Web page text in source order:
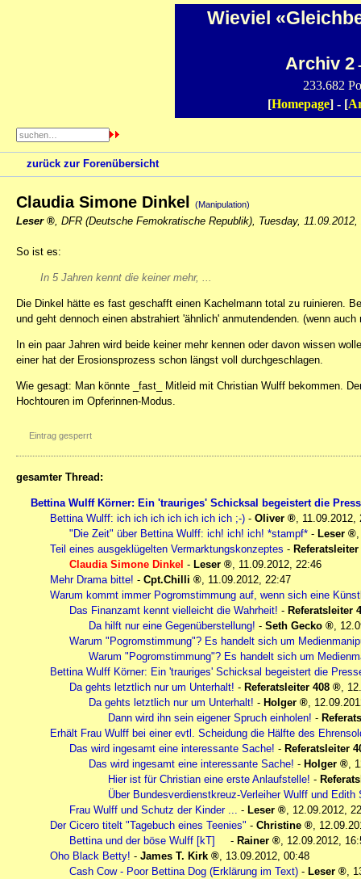
Wieviel
Archiv 2
233.682
[Homepage] - [
zurück zur Forenübersicht
Claudia Simone Dinkel (Manipulation)
Leser DFR (Deutsche Femokratische Republik) Tuesday,
So ist es:
In 5 Jahren kennt die keiner mehr, ...
Die Dinkel hätte es fast geschafft einen Kachelmann total zu ruinieren.
und geht dennoch einen abstrahiert 'ähnlich' anmutendenden. (wenn
In ein paar Jahren wird beide keiner mehr kennen oder davon wissen
einer hat der Erosionsprozess schon längst voll durchgeschlagen.
Wie gesagt: Man könnte _fast_ Mitleid mit Christian Wulff bekommen.
Hochtouren im Opferinnen-Modus.
Eintrag gesperrt
gesamter Thread:
Bettina Wulff Körner: Ein 'trauriges' Schicksal begeistert die
Bettina Wulff: ich ich ich ich ich ich ich ;-) - Oliver , 11.09.2012,
"Die Zeit" über Bettina Wulff: ich! ich! ich! *stampf* - Leser
Teil eines ausgeklügelten Vermarktungskonzeptes - Referatsleiter
Claudia Simone Dinkel - Leser , 11.09.2012, 22:46
Mehr Drama bitte! - Cpt.Chilli , 11.09.2012, 22:47
Warum kommt immer Pogromstimmung auf, wenn sich eine
Das Finanzamt kennt vielleicht die Wahrheit! - Referatsleiter
Da hilft nur eine Gegenüberstellung! - Seth Gecko ,
Warum "Pogromstimmung"? Es handelt sich um
Warum "Pogromstimmung"? Es handelt sich um
Bettina Wulff Körner: Ein 'trauriges' Schicksal begeistert die
Da gehts letztlich nur um Unterhalt! - Referatsleiter 408 ,
Da gehts letztlich nur um Unterhalt! - Holger ,
Dann wird ihn sein eigener Spruch einholen! -
Erhält Frau Wulff bei einer evtl. Scheidung die Hälfte des
Das wird ingesamt eine interessante Sache! - Referatsleiter
Das wird ingesamt eine interessante Sache! - Holger ,
Hier ist für Christian eine erste Anlaufstelle! -
Über Bundesverdienstkreuz-Verleiher Wulff und
Frau Wulff und Schutz der Kinder ... - Leser , 12.09.2012,
Der Cicero titelt "Tagebuch eines Teenies" - Christine ,
Bettina und der böse Wulff [kT]
- Rainer , 12.09.2012,
Oho Black Betty! - James T. Kirk , 13.09.2012, 00:48
Cash Cow - Poor Bettina Dog (Erklärung im Text) - Leser ,